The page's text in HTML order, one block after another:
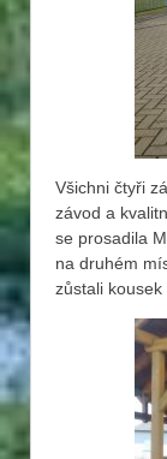
Všichni čtyři
závod a
se prosadila
na druhém
zůstali kousek